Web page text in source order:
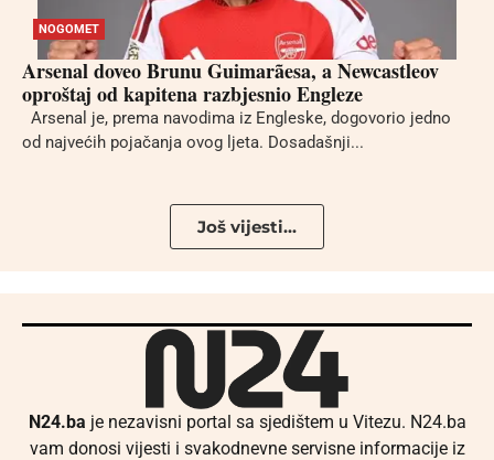
NOGOMET
Arsenal doveo Brunu Guimarãesa, a Newcastleov
oproštaj od kapitena razbjesnio Engleze
Arsenal je, prema navodima iz Engleske, dogovorio jedno
od najvećih pojačanja ovog ljeta. Dosadašnji...
Još vijesti...
N24.ba je nezavisni portal sa sjedištem u Vitezu. N24.ba
vam donosi vijesti i svakodnevne servisne informacije iz